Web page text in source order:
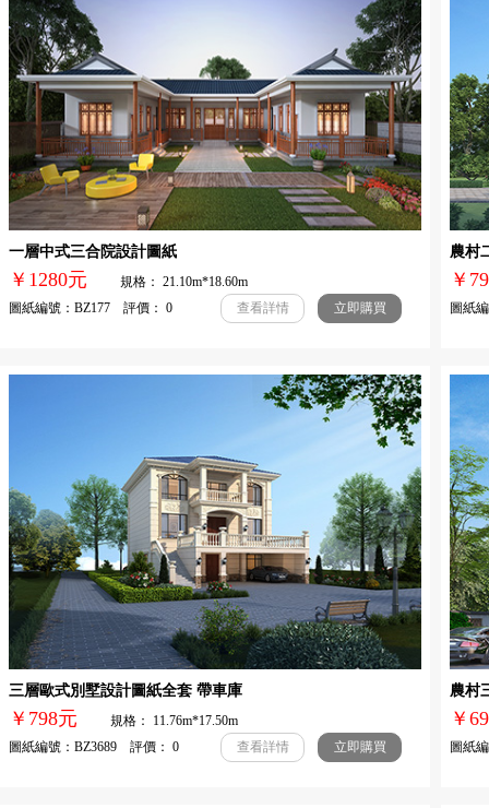
一層中式三合院設計圖紙
￥1280元
規格： 21.10m*18.60m
圖紙編號：BZ177 評價： 0
查看詳情 立即購買
農村
￥
圖紙編
三層歐式別墅設計圖紙全套 帶車庫
￥798元
規格： 11.76m*17.50m
圖紙編號：BZ3689 評價： 0
查看詳情 立即購買
農村
￥
圖紙編